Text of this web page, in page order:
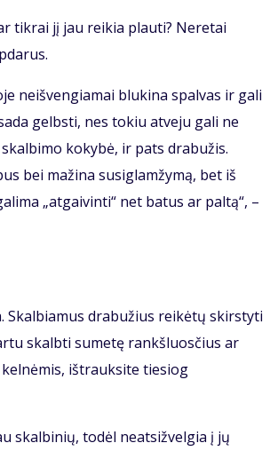
tikrai jį jau reikia plauti? Neretai
neišvengiamai blukina spalvas ir gali
gelbsti, nes tokiu atveju gali ne
kokybė, ir pats drabužis.
bei mažina susiglamžymą, bet iš
„atgaivinti“ net batus ar paltą“, –
Skalbiamus drabužius reikėtų skirstyti
skalbti sumetę rankšluosčius ar
ištrauksite tiesiog
skalbinių, todėl neatsižvelgia į jų